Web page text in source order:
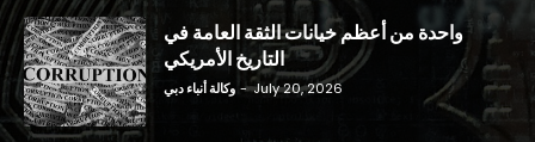
واحدة من أعظم خيانات الثقة العامة في
التاريخ الأمريكي
وكالة أنباء دبي - July 20, 2026